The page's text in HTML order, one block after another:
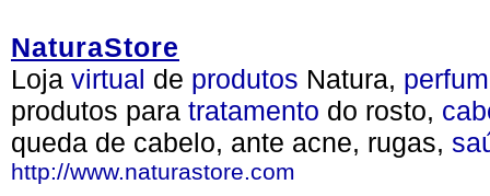
NaturaStore
Loja virtual de produtos Natura,
produtos para tratamento do rosto,
queda de cabelo, ante acne, rugas,
http://www.naturastore.com